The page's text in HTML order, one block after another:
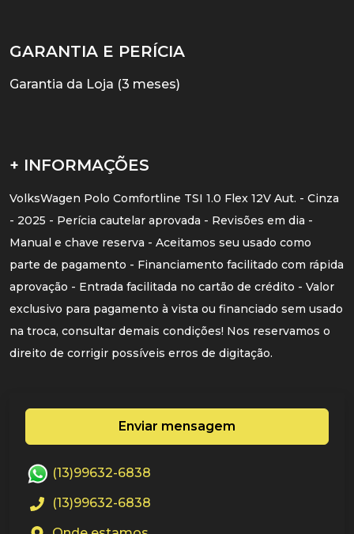
GARANTIA E PERÍCIA
Garantia da Loja (3 meses)
+ INFORMAÇÕES
VolksWagen Polo Comfortline TSI 1.0 Flex 12V Aut. - Cinza
- 2025 - Perícia cautelar aprovada - Revisões em dia -
Manual e chave reserva - Aceitamos seu usado como
parte de pagamento - Financiamento facilitado com rápida
aprovação - Entrada facilitada no cartão de crédito - Valor
exclusivo para pagamento à vista ou financiado sem usado
na troca, consultar demais condições! Nos reservamos o
direito de corrigir possíveis erros de digitação.
Enviar mensagem
(13)99632-6838
(13)99632-6838